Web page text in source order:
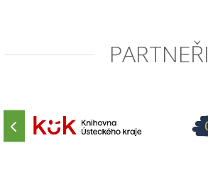
PARTNEŘI